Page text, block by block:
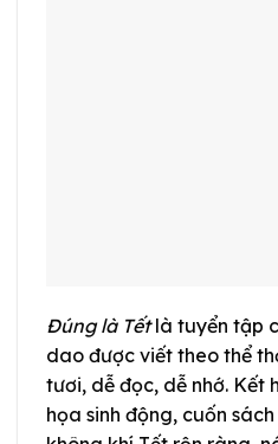
Đúng là Tếtlà tuyển tập
dao được viết theo thể
tươi, dễ đọc, dễ nhớ. Kết
họa sinh động, cuốn